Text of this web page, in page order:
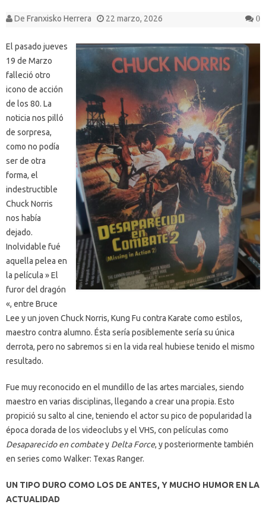
De Franxisko Herrera 22 marzo, 2026 0
El pasado jueves
19 de Marzo
falleció otro
icono de acción
de los 80. La
noticia nos pilló
de sorpresa,
como no podía
ser de otra
forma, el
indestructible
Chuck Norris
nos había
dejado.
Inolvidable fué
aquella pelea en
la película » El
furor del dragón
«, entre Bruce
Lee y un joven Chuck Norris, Kung Fu contra Karate como estilos,
maestro contra alumno. Ésta sería posiblemente sería su única
derrota, pero no sabremos si en la vida real hubiese tenido el mismo
resultado.
Fue muy reconocido en el mundillo de las artes marciales, siendo
maestro en varias disciplinas, llegando a crear una propia. Esto
propició su salto al cine, teniendo el actor su pico de popularidad la
época dorada de los videoclubs y el VHS, con películas como
Desaparecido en combatey Delta Force, y posteriormente también
en series como Walker: Texas Ranger.
UN TIPO DURO COMO LOS DE ANTES, Y MUCHO HUMOR EN LA
ACTUALIDAD